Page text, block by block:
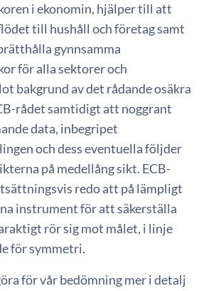
i ekonomin, hjälper till att
till hushåll och företag samt
gynnsamma
för alla sektorer och
bakgrund av det rådande osäkra
rådet samtidigt att noggrant
data, inbegripet
och dess eventuella följder
på medellång sikt. ECB-
redo att på lämpligt
instrument för att säkerställa
rör sig mot målet, i linje
för symmetri.
för vår bedömning mer i detalj